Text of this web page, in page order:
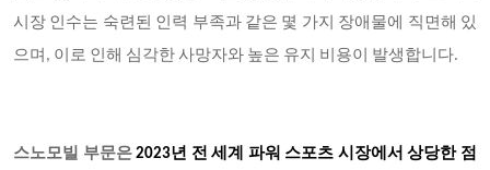
시장 인수는 숙련된 인력 부족과 같은 몇 가지 장애물에 직면해 있
으며, 이로 인해 심각한 사망자와 높은 유지 비용이 발생합니다.
스노모빌 부문은2023년 전 세계 파워 스포츠 시장에서 상당한 점